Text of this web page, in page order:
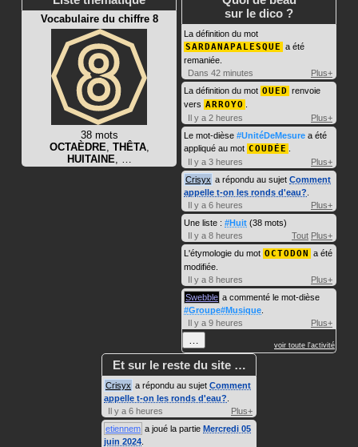
Vocabulaire du chiffre 8
38 mots
OCTAÈDRE THÊTA,
HUITAINE
sur le dico ?
La définition du mot
SARDANAPALESQUE a été
remaniée.
Dans 42 minutes
Plus+
La définition du mot OUED renvoie
vers ARROYO
Il y a 2 heures
Plus+
Le mot-dièse #UnitéDeMesure a été
appliqué au mot COUDÉE
Il y a 3 heures
Plus+
Crisyx a répondu au sujet Comment
appelle t-on les ronds d'eau?
Il y a 6 heures
Plus+
Une liste : #Huit (38 mots)
Il y a 8 heures
Tout Plus+
L'étymologie du mot OCTODON a été
modifiée.
Il y a 8 heures
Plus+
Swebble a commenté le mot-dièse
#Groupe#Musique
Il y a 9 heures
Plus+
voir toute l'activité
Et sur le reste du site …
Crisyx a répondu au sujet Comment
appelle t-on les ronds d'eau?
Il y a 6 heures
Plus+
etiennem a joué la partie Mercredi 05
juin 2024